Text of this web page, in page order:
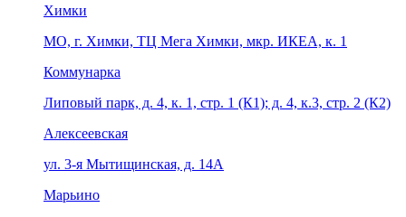
Химки
МО, г. Химки, ТЦ Мега Химки, мкр. ИКЕА, к. 1
Коммунарка
Липовый парк, д. 4, к. 1, стр. 1 (К1); д. 4, к.3, стр. 2 (К2)
Алексеевская
ул. 3-я Мытищинская, д. 14А
Марьино